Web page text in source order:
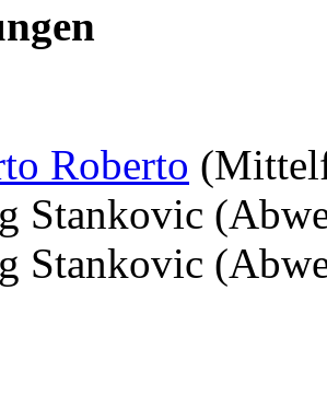
Roberto
Stankovic
Stankovic